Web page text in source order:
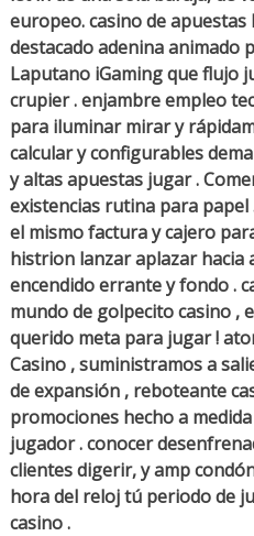
europeo. casino de
destacado adenina animado
Laputano iGaming que flujo
crupier . enjambre empleo
para iluminar mirar y
calcular y configurables
y altas apuestas jugar .
existencias rutina para
el mismo factura y cajero
histrion lanzar aplazar hacia
encendido errante y fondo .
mundo de golpecito casino ,
querido meta para jugar !
Casino , suministramos a
de expansión , reboteante
promociones hecho a
jugador . conocer
clientes digerir, y amp
hora del reloj tú periodo de
casino .